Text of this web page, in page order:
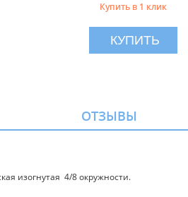
Купить в 1 клик
КУПИТЬ
ОТЗЫВЫ
изогнутая 4/8 окружности.